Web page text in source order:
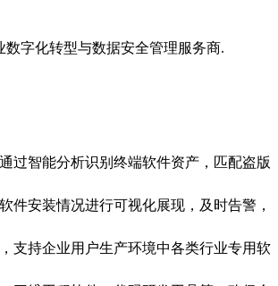
过智能分析识别终端软件资产，匹配盗版
件安装情况进行可视化展现，及时告警，
支持企业用户生产环境中各类行业专用软